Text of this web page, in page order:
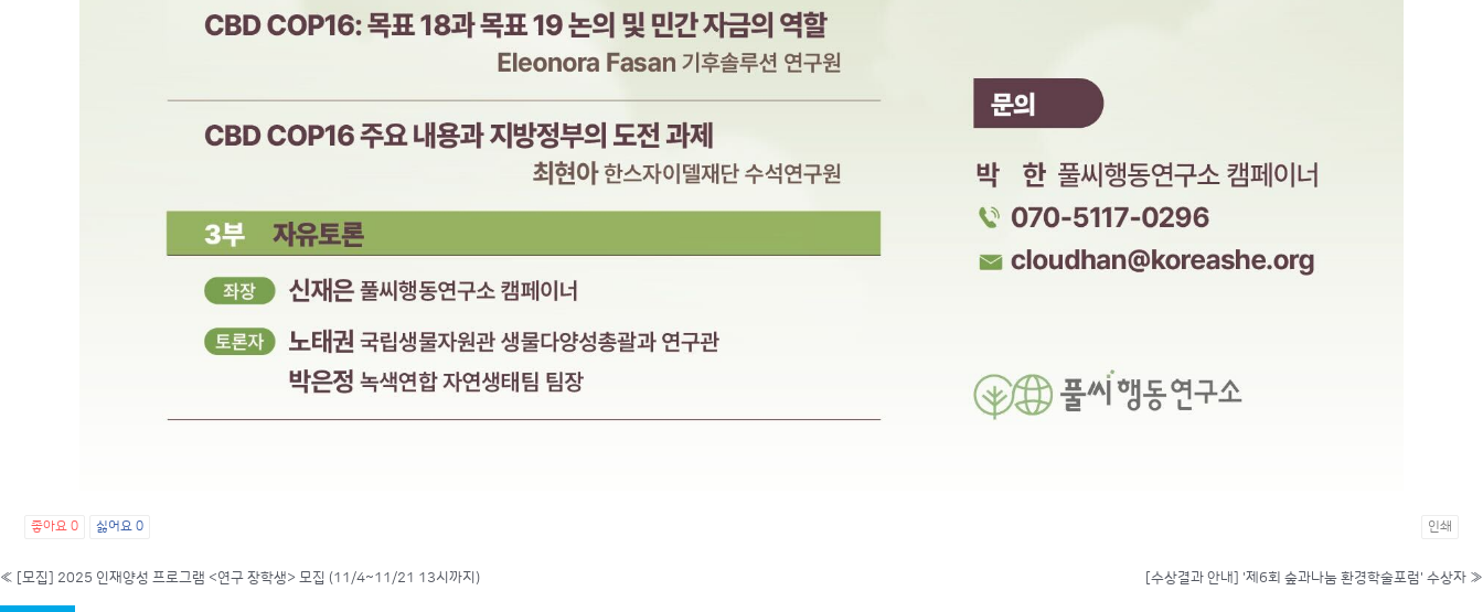
좋아요 0 싫어요 0 인쇄
« [모집] 2025 인재양성 프로그램 <연구 장학생> 모집 (11/4~11/21 13시까지) [수상결과 안내] '제6회 숲과나눔 환경학술포럼' 수상자 »